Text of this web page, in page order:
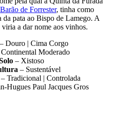
Barão de Forrester, tinha como
da pata ao Bispo de Lamego. A
a dar nome aos vinhos.
Douro | Cima Corgo
Moderado
– Xistoso
– Sustentável
Tradicional | Controlada
Hugues Paul Jacques Gros